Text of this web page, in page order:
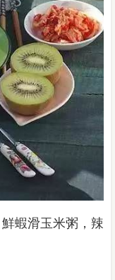
蝦滑玉米粥，辣